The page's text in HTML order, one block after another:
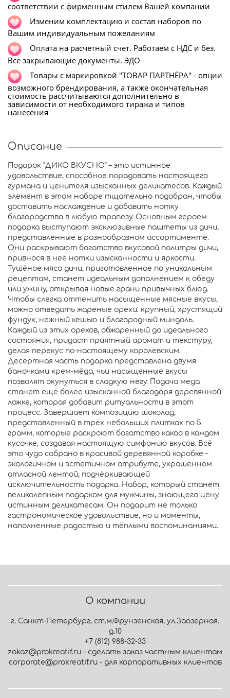
соответствии с фирменным стилем Вашей компании
Изменим комплектацию и состав наборов по
Вашим индивидуальным пожеланиям
Оплата на расчетный счет. Работаем с НДС и без.
Все закрывающие документы. ЭДО
Товары с маркировкой "ТОВАР ПАРТНЁРА" - опции
возможного брендирования, а также окончательная
стоимость рассчитываются дополнительно в
зависимости от необходимого тиража и типов
нанесения
Описание
Подарок "ДИКО ВКУСНО" – это истинное
удовольствие, способное порадовать настоящего
гурмана и ценителя изысканных деликатесов. Каждый
элемент в этом наборе тщательно подобран, чтобы
доставить наслаждение и добавить нотку
благородства в любую трапезу. Основным героем
подарка выступают эксклюзивные паштеты из дичи,
представленные в разнообразном ассортименте.
Они раскрывают богатство вкусовой палитры дичи,
привнося в неё нотки изысканности и яркости.
Тушёное мясо дичи, приготовленное по уникальным
рецептам, станет идеальным дополнением к обеду
или ужину, открывая новые грани привычных блюд.
Чтобы слегка оттенить насыщенные мясные вкусы,
можно отведать жареные орехи: крупный, хрустящий
фундук, нежный кешью и благородный миндаль.
Каждый из этих орехов, обжаренный до идеального
состояния, придаст приятный аромат и текстуру,
делая перекус по-настоящему королевским.
Десертная часть подарка представлена двумя
баночками крем-мёда, чьи насыщенные вкусы
позволят окунуться в сладкую негу. Подача меда
станет ещё более изысканной благодаря деревянной
ложке, которая добавит ритуальности в этот
процесс. Завершает композицию шоколад,
представленный в трёх небольших плитках по 5
грамм, которые раскроют богатство какао в каждом
кусочке, создавая настоящую симфонию вкусов. Всё
это чудо собрано в красивой деревянной коробке –
экологичном и эстетичном атрибуте, украшенном
атласной лентой, подчёркивающей
исключительность подарка. Набор, который станет
великолепным подарком для мужчины, знающего цену
истинным деликатесам. Он подарит не только
гастрономическое удовольствие, но и моменты,
наполненные радостью и тёплыми воспоминаниями.
О компании
г. Санкт-Петербург, ст.м.Фрунзенская, ул.Заозёрная.
д.10
+7 (812) 988-32-33
zakaz@prokreatif.ru - сделать заказ частным клиентам
corporate@prokreatif.ru - для корпоративных клиентов